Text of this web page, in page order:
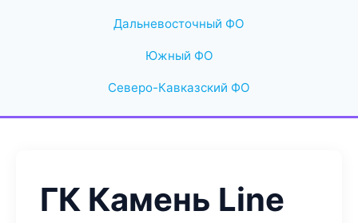
Дальневосточный ФО
Южный ФО
Северо-Кавказский ФО
ГК Камень Line